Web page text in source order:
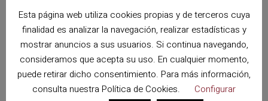
¿Por qué los mayores de 55 años prefieren viajar por
España en circuitos organizados?
¿Cómo elegir el mejor circuito en autobús por España
este verano? (con respuestas reales)
Esta página web utiliza cookies propias y de terceros cuya
finalidad es analizar la navegación, realizar estadísticas y
mostrar anuncios a sus usuarios. Si continua navegando,
consideramos que acepta su uso. En cualquier momento,
puede retirar dicho consentimiento. Para más información,
consulta nuestra Política de Cookies.
Configurar